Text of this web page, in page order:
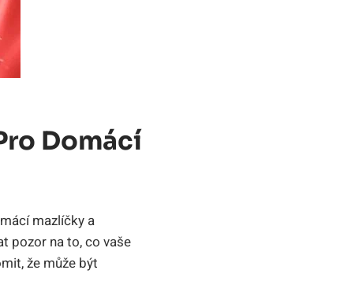
Domácí
mazlíčky a
pozor na to, co vaše
že může být